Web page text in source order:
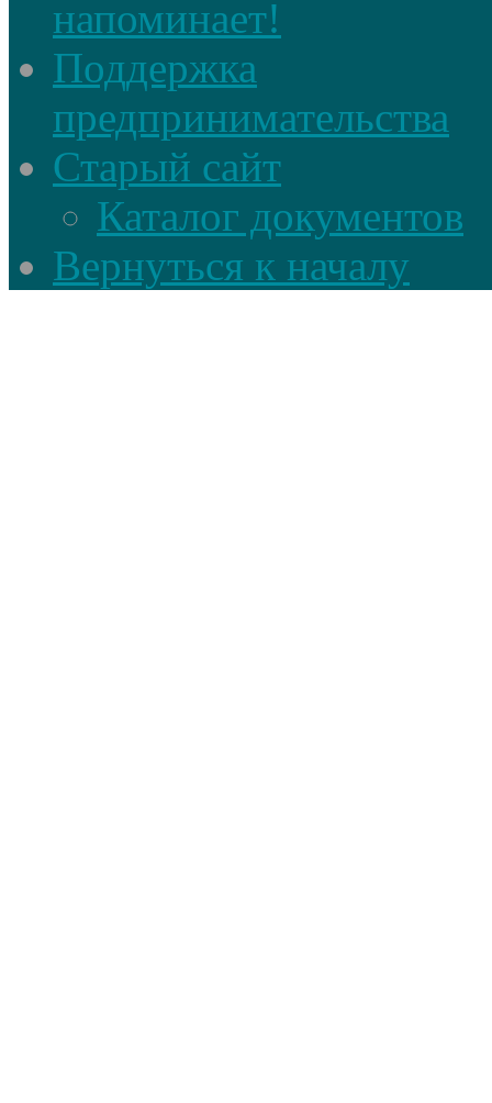
напоминает!
Поддержка
предпринимательства
Старый сайт
Каталог документов
Вернуться к началу